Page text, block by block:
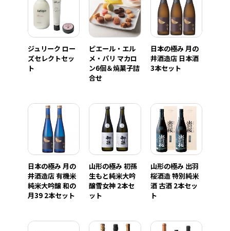
ジュリーク ロー
ズセレクトセッ
ト
ピエール・エル
メ・パリ マカロ
ン6個＆焼菓子詰
合せ
日本の極み 月の
井酒造店 日本酒
3本セット
日本の極み 月の
井酒造店 有機米
純米大吟醸 和の
月39 2本セット
山形の極み 初孫
生もと純米大吟
醸雪女神 2本セ
ット
山形の極み 出羽
桜酒造 特別純米
酒 古酒 2本セッ
ト